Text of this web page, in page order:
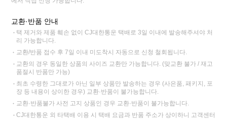
교환·반품 안내
택 제거와 제품 훼손 없이 CJ대한통운 택배로 3일 이내에 발송해주셔야 처
리 가능합니다.
교환/반품 접수 후 7일 이내 미도착시 자동으로 신청 철회됩니다.
교환의 경우 동일한 상품의 사이즈 교환만 가능합니다. (맞교환 불가 / 재고
품절시 반품만 가능)
최초 수령한 그대로가 아닌 일부 상품만 발송하는 경우 (사은품, 패키지, 포
장 등 내용이 상이한 경우) 교환·반품이 불가능합니다.
교환·반품불가 사전 고지 상품인 경우 교환·반품이 불가능합니다.
CJ대한통운 외 타택배 이용 시 택배 요금과 반품 주소가 상이하니 고객센터